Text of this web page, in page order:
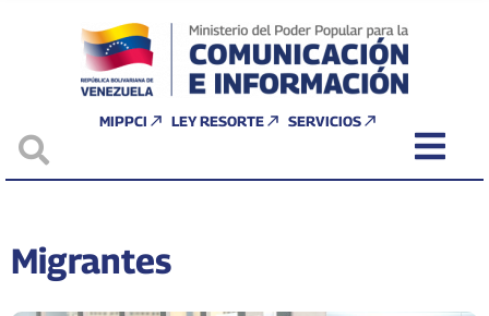
MIPPCI LEY RESORTE SERVICIOS
Migrantes